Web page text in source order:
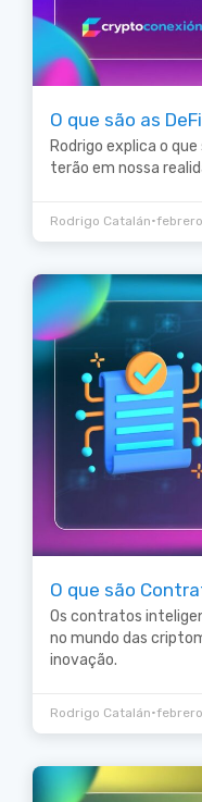
O que são as
Rodrigo explica o
terão em nossa
Rodrigo Catalán•
O que são
Os contratos
no mundo das
inovação.
Rodrigo Catalán•